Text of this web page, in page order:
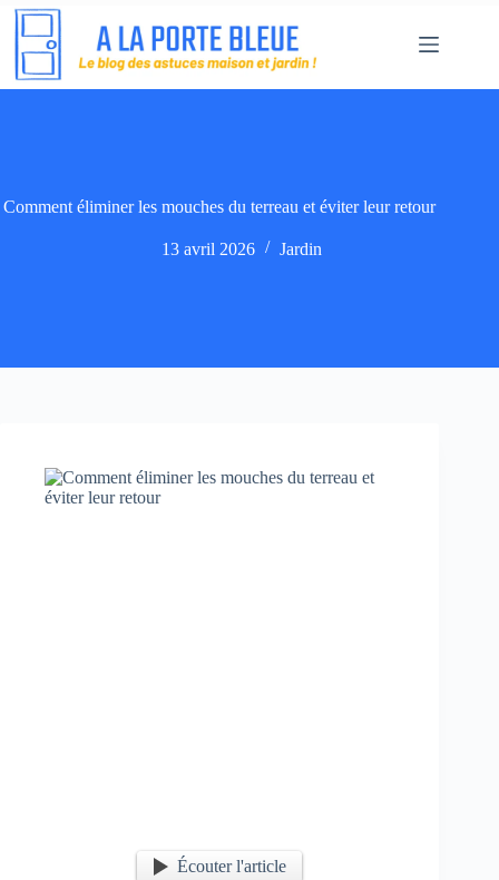
Passer
au
contenu
Comment éliminer les mouches du terreau et éviter leur retour
13 avril 2026 Jardin
Écouter l'article